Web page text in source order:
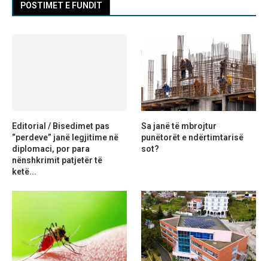
POSTIMET E FUNDIT
Editorial / Bisedimet pas
“perdeve” janë legjitime në
diplomaci, por para
nënshkrimit patjetër të
ketë...
Sa janë të mbrojtur
punëtorët e ndërtimtarisë
sot?